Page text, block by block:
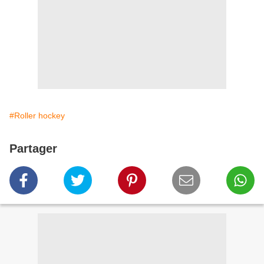
#Roller hockey
Partager